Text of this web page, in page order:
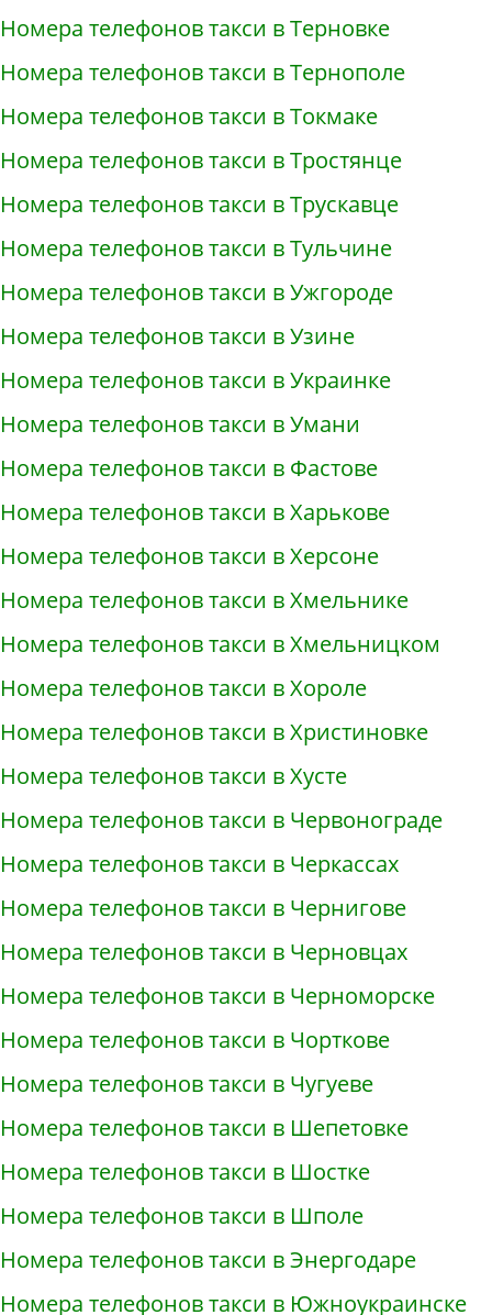
Номера телефонов такси в Терновке
Номера телефонов такси в Тернополе
Номера телефонов такси в Токмаке
Номера телефонов такси в Тростянце
Номера телефонов такси в Трускавце
Номера телефонов такси в Тульчине
Номера телефонов такси в Ужгороде
Номера телефонов такси в Узине
Номера телефонов такси в Украинке
Номера телефонов такси в Умани
Номера телефонов такси в Фастове
Номера телефонов такси в Харькове
Номера телефонов такси в Херсоне
Номера телефонов такси в Хмельнике
Номера телефонов такси в Хмельницком
Номера телефонов такси в Хороле
Номера телефонов такси в Христиновке
Номера телефонов такси в Хусте
Номера телефонов такси в Червонограде
Номера телефонов такси в Черкассах
Номера телефонов такси в Чернигове
Номера телефонов такси в Черновцах
Номера телефонов такси в Черноморске
Номера телефонов такси в Чорткове
Номера телефонов такси в Чугуеве
Номера телефонов такси в Шепетовке
Номера телефонов такси в Шостке
Номера телефонов такси в Шполе
Номера телефонов такси в Энергодаре
Номера телефонов такси в Южноукраинске